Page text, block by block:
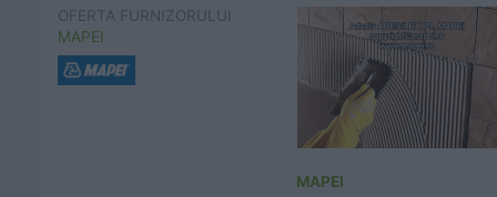
OFERTA FURNIZORULUI
MAPEI
MAPEI